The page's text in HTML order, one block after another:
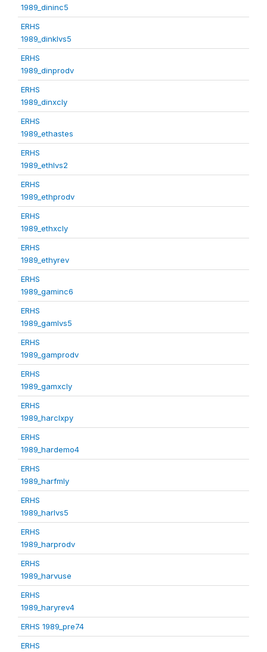
1989_dininc5
ERHS
1989_dinklvs5
ERHS
1989_dinprodv
ERHS
1989_dinxcly
ERHS
1989_ethastes
ERHS
1989_ethlvs2
ERHS
1989_ethprodv
ERHS
1989_ethxcly
ERHS
1989_ethyrev
ERHS
1989_gaminc6
ERHS
1989_gamlvs5
ERHS
1989_gamprodv
ERHS
1989_gamxcly
ERHS
1989_harclxpy
ERHS
1989_hardemo4
ERHS
1989_harfmly
ERHS
1989_harlvs5
ERHS
1989_harprodv
ERHS
1989_harvuse
ERHS
1989_haryrev4
ERHS 1989_pre74
ERHS